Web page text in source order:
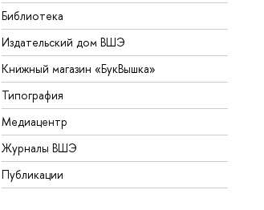
Библиотека
Издательский дом ВШЭ
Книжный магазин «БукВышка»
Типография
Медиацентр
Журналы ВШЭ
Публикации